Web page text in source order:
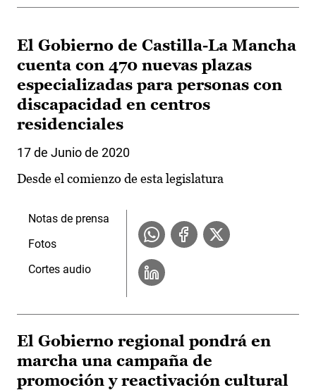
El Gobierno de Castilla-La Mancha
cuenta con 470 nuevas plazas
especializadas para personas con
discapacidad en centros
residenciales
17 de Junio de 2020
Desde el comienzo de esta legislatura
Notas de prensa
Fotos
Cortes audio
El Gobierno regional pondrá en
marcha una campaña de
promoción y reactivación cultural